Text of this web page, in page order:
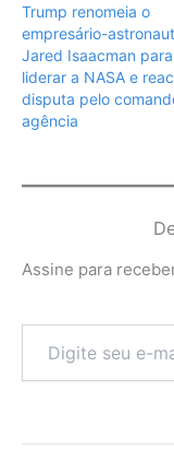
Trump renomeia o
empresário-
Jared Isaacman para
liderar a NASA e
disputa pelo
agência
Assine para
e-